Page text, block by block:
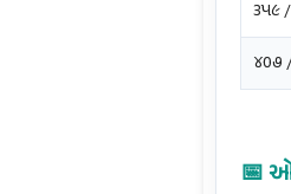
૩૫૯
૪૦૭
📅